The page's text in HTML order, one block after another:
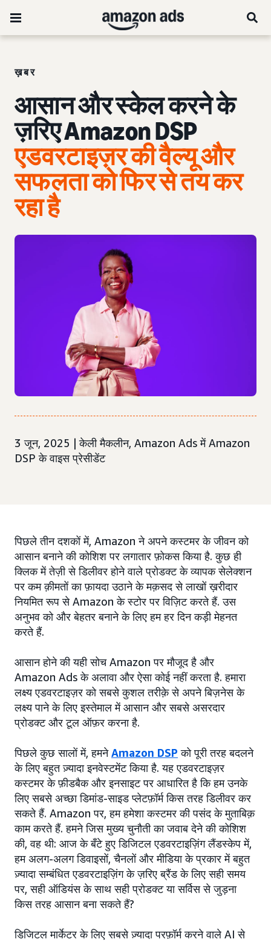
ख़बर
आसान और स्केल करने के
ज़रिए Amazon DSP
एडवरटाइज़र की वैल्यू और
सफलता को फिर से तय कर
रहा है
3 जून, 2025 | केली मैकलीन, Amazon Ads में Amazon
DSP के वाइस प्रेसीडेंट
पिछले तीन दशकों में, Amazon ने अपने कस्टमर के जीवन को
आसान बनाने की कोशिश पर लगातार फ़ोकस किया है. कुछ ही
क्लिक में तेज़ी से डिलीवर होने वाले प्रोडक्ट के व्यापक सेलेक्शन
पर कम क़ीमतों का फ़ायदा उठाने के मक़सद से लाखों ख़रीदार
नियमित रूप से Amazon के स्टोर पर विज़िट करते हैं. उस
अनुभव को और बेहतर बनाने के लिए हम हर दिन कड़ी मेहनत
करते हैं.
आसान होने की यही सोच Amazon पर मौजूद है और
Amazon Ads के अलावा और ऐसा कोई नहीं करता है. हमारा
लक्ष्य एडवरटाइज़र को सबसे कुशल तरीक़े से अपने बिज़नेस के
लक्ष्य पाने के लिए इस्तेमाल में आसान और सबसे असरदार
प्रोडक्ट और टूल ऑफ़र करना है.
पिछले कुछ सालों में, हमनेAmazon DSP को पूरी तरह बदलने
के लिए बहुत ज़्यादा इनवेस्टमेंट किया है. यह एडवरटाइज़र
कस्टमर के फ़ीडबैक और इनसाइट पर आधारित है कि हम उनके
लिए सबसे अच्छा डिमांड-साइड प्लेटफ़ॉर्म किस तरह डिलीवर कर
सकते हैं. Amazon पर, हम हमेशा कस्टमर की पसंद के मुताबिक़
काम करते हैं. हमने जिस मुख्य चुनौती का जवाब देने की कोशिश
की, वह थी: आज के बँटे हुए डिजिटल एडवरटाइज़िंग लैंडस्केप में,
हम अलग-अलग डिवाइसों, चैनलों और मीडिया के प्रकार में बहुत
ज़्यादा सम्बंधित एडवरटाइज़िंग के ज़रिए ब्रैंड के लिए सही समय
पर, सही ऑडियंस के साथ सही प्रोडक्ट या सर्विस से जुड़ना
किस तरह आसान बना सकते हैं?
डिजिटल मार्केटर के लिए सबसे ज़्यादा परफ़ॉर्म करने वाले AI से